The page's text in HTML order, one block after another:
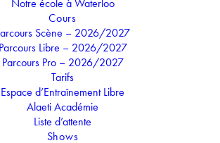
Notre école à Waterloo
Cours
Scène – 2026/2027
Parcours Libre – 2026/2027
Parcours Pro – 2026/2027
Tarifs
Espace d’Entraînement Libre
Alaeti Académie
Liste d’attente
Shows
Ruth
la danse à l’âge de 5 ans, déployant
d’Alaeti Dance Center. Pendant 10 ans,
son art en suivant des cours de